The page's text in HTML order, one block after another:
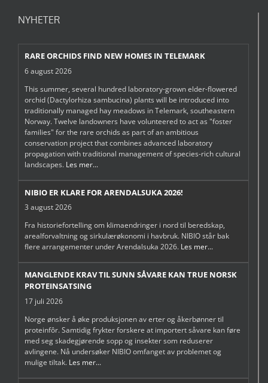
NYHETER
RARE ORCHIDS FIND NEW HOMES IN TELEMARK
6 august 2026
This summer, several hundred laboratory-grown elder-flowered
orchid (Dactylorhiza sambucina) plants will be introduced into
traditionally managed hay meadows in Telemark, southeastern
Norway. Twelve landowners have volunteered to act as "foster
families" for the rare orchids as part of an ambitious
conservation project that combines advanced laboratory
propagation with traditional management of species-rich cultural
landscapes. Les mer...
NIBIO ER KLARE FOR ARENDALSUKA 2026!
3 august 2026
Fra historiefortelling om klimaendringer i nord til beredskap,
arealforvaltning og sirkulærøkonomi i havbruk. NIBIO står bak
flere arrangementer under Arendalsuka 2026. Les mer...
MANGLENDE KRAV TIL SUNN SÅVARE KAN TRUE NORSK
PROTEINSATSING
17 juli 2026
Norge ønsker å øke produksjonen av erter og åkerbønner til
proteinfôr. Samtidig frykter forskere at importert såvare kan føre
med seg skadegjørende sopp og insekter som reduserer
avlingene. Nå undersøker NIBIO omfanget av problemet og
mulige tiltak. Les mer...